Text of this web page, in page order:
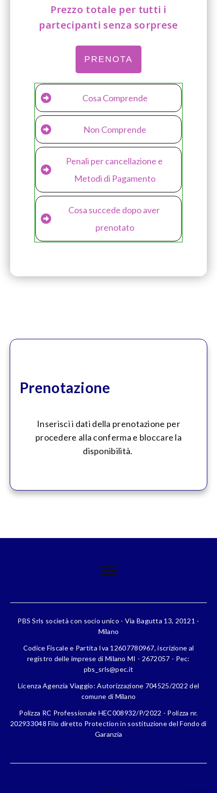
Prezzo totale per tutti i
partecipanti senza sorprese
PRENOTA
Cosa Comprende
Non Comprende
Penali per cancellazione e
Metodi di Pagamento
Cosa succede dopo aver
prenotato
Prenotazione
Inserisci i dati della prenotazione per
procedere alla conferma e bloccare la
disponibilità.
PBS Srls società con socio unico - Via Bagutta 13, 20121 -
Milano
Codice Fiscale e Partita Iva 12607780967, iscrizione al
registro delle imprese di Milano MI - 2672057 - Pec:
pbs_srls@pec.it
Licenza Agenzia Viaggio: Autorizzazione 704525/2022 del
comune di Milano
Polizza RC Professionale HEC008932/P/2022 - Polizza nr.
202933048 Filo diretto Protection in sostituzione del Fondo di
Garanzia